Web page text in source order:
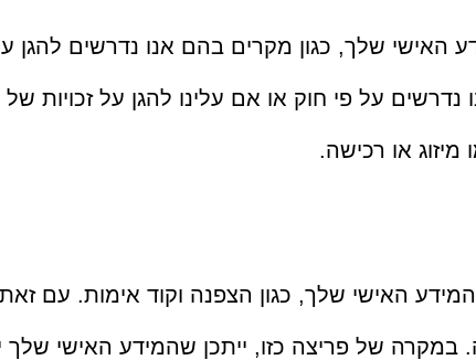
האישי שלך, כגון מקרים בהם אנו נדרשים להגן על
על פי חוק או אם עלינו להגן על זכויות
או רכישה.
המידע האישי שלך, כגון הצפנה וקוד אימות. עם
במקרה של פריצה כזו, ייתכן שהמידע האישי שלך